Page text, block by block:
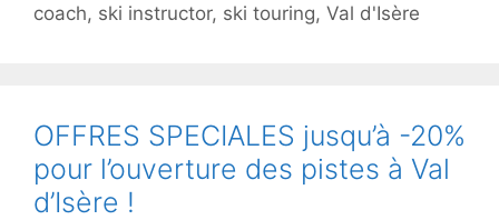
coach, ski instructor, ski touring, Val d'Isère
OFFRES SPECIALES jusqu’à -20%
pour l’ouverture des pistes à Val
d’Isère !